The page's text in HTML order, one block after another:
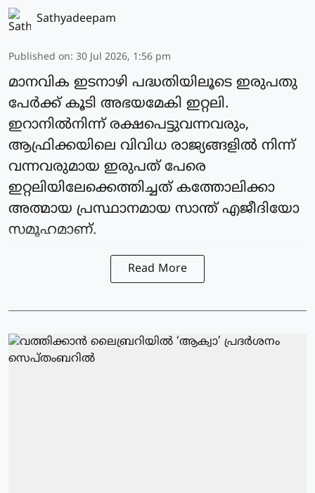
Sathyadeepam
Published on: 30 Jul 2026, 1:56 pm
മാനവിക ഇടനാഴി പദ്ധതിയിലൂടെ ഇരുപതു
പേര്‍ക്ക് കൂടി അഭയമേകി ഇറ്റലി.
ഇറാനില്‍നിന്ന് രക്ഷപെട്ടുവന്നവരും,
ആഫ്രിക്കയിലെ വിവിധ രാജ്യങ്ങളില്‍ നിന്ന്
വന്നവരുമായ ഇരുപത് പേരെ
ഇറ്റലിയിലേക്കെത്തിച്ചത് കത്തോലിക്കാ
അത്മായ പ്രസ്ഥാനമായ സാന്ത് എജീദിയോ
സമൂഹമാണ്.
Read More